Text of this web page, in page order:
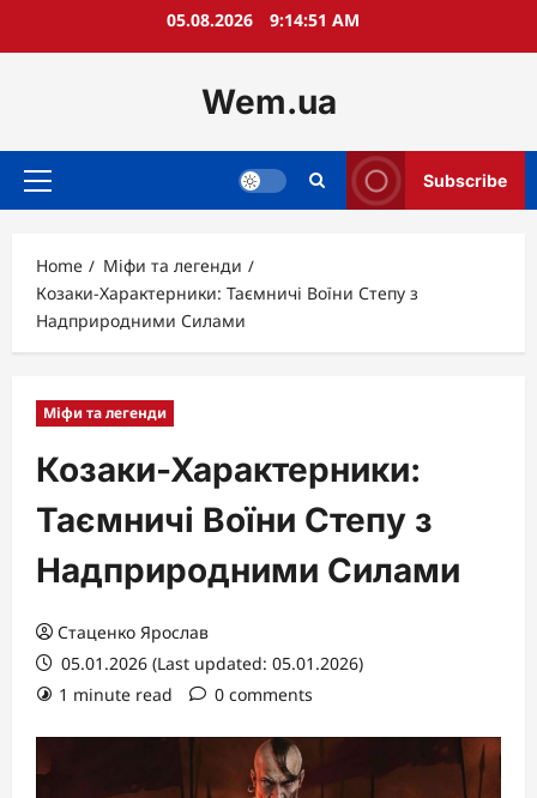
05.08.2026 9:14:52 AM
Wem.ua
Primary
Subscribe
Home
Міфи та легенди
Козаки-Характерники: Таємничі Воїни Степу з
Надприродними Силами
Міфи та легенди
Козаки-Характерники:
Таємничі Воїни Степу з
Надприродними Силами
Стаценко Ярослав
05.01.2026 (Last updated: 05.01.2026)
1 minute read
0 comments